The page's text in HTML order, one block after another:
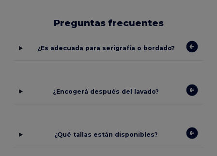
Preguntas frecuentes
¿Es adecuada para serigrafía o bordado?
¿Encogerá después del lavado?
¿Qué tallas están disponibles?